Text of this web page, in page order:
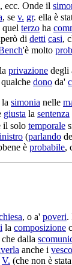
, ecc. Onde il
, se v. gr. ella è
quel terzo ha
di detti casi,
'è molto
la privazione degli
qualche dono da'
la simonia nelle
giusta la sentenza
il solo temporale
(parlando
è probabile,
, o a' poveri.
la composizione
dalla
anche i
V. (che non è stata